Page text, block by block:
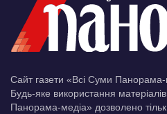
Сайт газети «Всі Суми Панорама-
Будь-яке використання
Панорама-медіа» дозволено